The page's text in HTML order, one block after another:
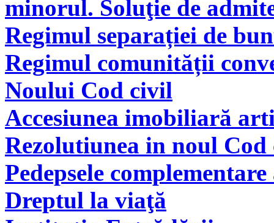
minorul. Soluţie de
Regimul separației de
Regimul comunității
Noului Cod civil
Accesiunea imobiliară
Rezolutiunea in noul
Pedepsele
Dreptul la viaţă